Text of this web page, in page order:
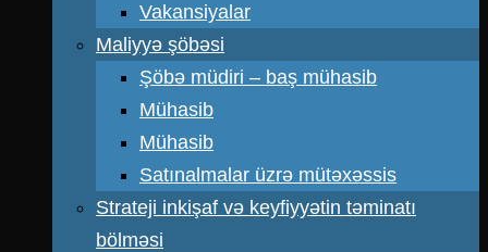
Vakansiyalar
Maliyyə şöbəsi
Şöbə müdiri – baş mühasib
Mühasib
Mühasib
Satınalmalar üzrə mütəxəssis
Strateji inkişaf və keyfiyyətin təminatı
bölməsi